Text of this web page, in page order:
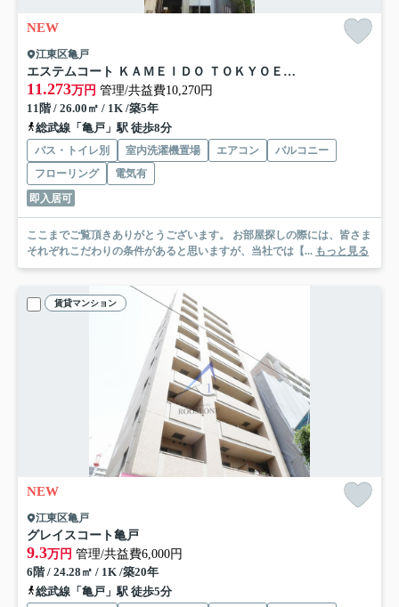
NEW
江東区亀戸
エステムコート ＫＡＭＥＩＤＯ ＴＯＫＹＯＥＡＳＴ
11.273万円 管理/共益費10,270円
11階 / 26.00㎡ / 1K /築5年
総武線「亀戸」駅 徒歩8分
バス・トイレ別 室内洗濯機置場 エアコン
バルコニー
フローリング
電気有
即入居可
ここまでご覧頂きありがとうございます。 お部屋探しの際には、皆さま
それぞれこだわりの条件があると思いますが、当社では【... もっと見る
賃貸マンション
NEW
江東区亀戸
グレイスコート亀戸
9.3万円 管理/共益費6,000円
6階 / 24.28㎡ / 1K /築20年
総武線「亀戸」駅 徒歩5分